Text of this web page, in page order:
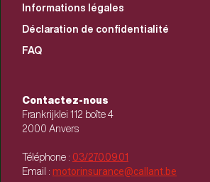
Informations légales
Déclaration de confidentialité
FAQ
Contactez-nous
Frankrijklei 112 boîte 4
2000 Anvers
Téléphone : 03/270.09.01
Email : motorinsurance@callant.be